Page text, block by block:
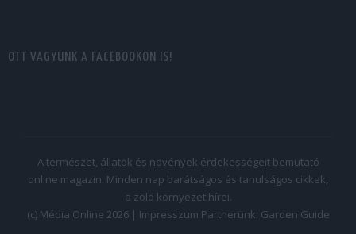
OTT VAGYUNK A FACEBOOKON IS!
A természet, állatok és növények érdekességeit bemutató
online magazin. Minden nap barátságos és tanulságos cikkek,
a zöld környezet hírei.
(c) Média Online 2026 | Impresszum Partnerünk: Garden Guide